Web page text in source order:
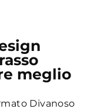
meglio
Divanoso